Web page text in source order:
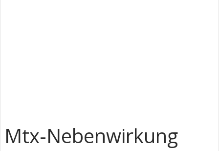
Mtx-Nebenwirkung